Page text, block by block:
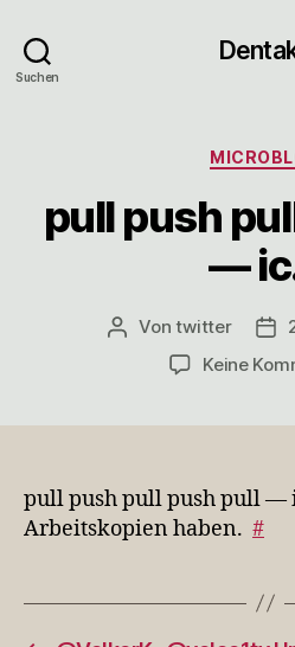
Suchen
pull push
—
Beitragsautor
Vontwitter
Keine
pull push pull push pull —
Arbeitskopien haben. #